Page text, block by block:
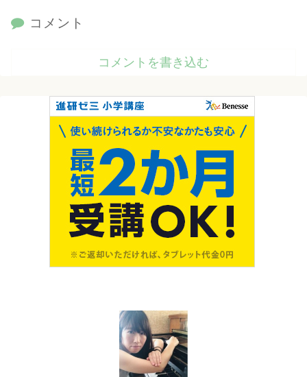
コメント
コメントを書き込む